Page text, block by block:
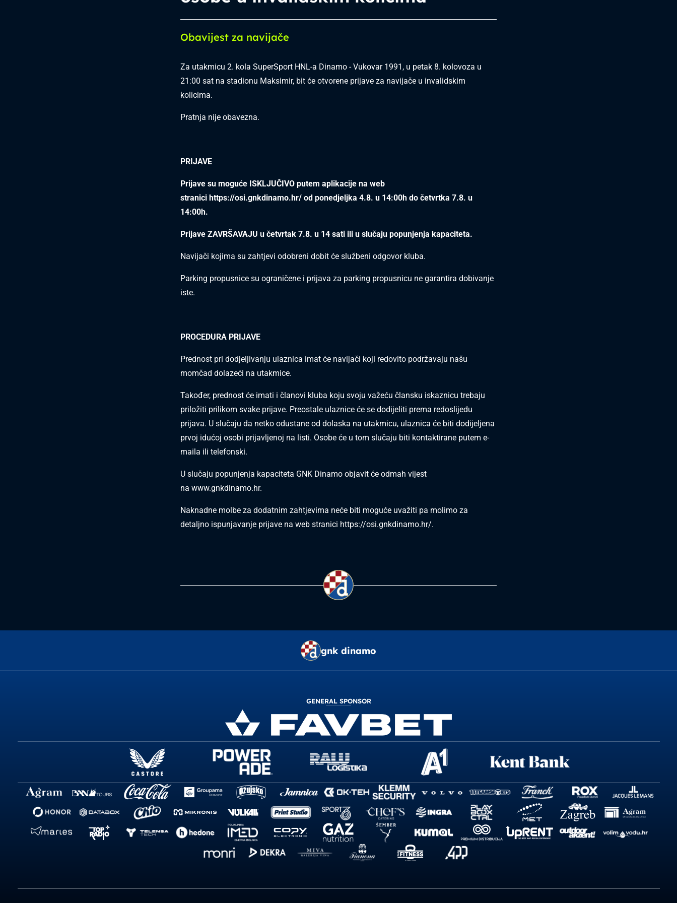
Obavijest za navijače
Za utakmicu 2. kola SuperSport HNL-a Dinamo - Vukovar 1991, u petak 8. kolovoza u
21:00 sat na stadionu Maksimir, bit će otvorene prijave za navijače u invalidskim
kolicima.
Pratnja nije obavezna.
PRIJAVE
Prijave su moguće ISKLJUČIVO putem aplikacije na web
stranici https://osi.gnkdinamo.hr/ od ponedjeljka 4.8. u 14:00h do četvrtka 7.8. u
14:00h.
Prijave ZAVRŠAVAJU u četvrtak 7.8. u 14 sati ili u slučaju popunjenja kapaciteta.
Navijači kojima su zahtjevi odobreni dobit će službeni odgovor kluba.
Parking propusnice su ograničene i prijava za parking propusnicu ne garantira dobivanje
iste.
PROCEDURA PRIJAVE
Prednost pri dodjeljivanju ulaznica imat će navijači koji redovito podržavaju našu
momčad dolazeći na utakmice.
Također, prednost će imati i članovi kluba koju svoju važeću člansku iskaznicu trebaju
priložiti prilikom svake prijave. Preostale ulaznice će se dodijeliti prema redoslijedu
prijava. U slučaju da netko odustane od dolaska na utakmicu, ulaznica će biti dodijeljena
prvoj idućoj osobi prijavljenoj na listi. Osobe će u tom slučaju biti kontaktirane putem e-
maila ili telefonski.
U slučaju popunjenja kapaciteta GNK Dinamo objavit će odmah vijest
na www.gnkdinamo.hr.
Naknadne molbe za dodatnim zahtjevima neće biti moguće uvažiti pa molimo za
detaljno ispunjavanje prijave na web stranici https://osi.gnkdinamo.hr/.
gnk dinamo
GENERAL SPONSOR